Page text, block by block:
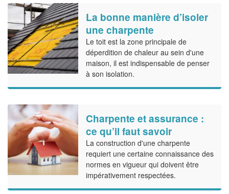
La bonne manière d’isoler
une charpente
Le toit est la zone principale de
déperdition de chaleur au sein d'une
maison, il est indispensable de penser
à son isolation.
Charpente et assurance :
ce qu’il faut savoir
La construction d'une charpente
requiert une certaine connaissance des
normes en vigueur qui doivent être
impérativement respectées.